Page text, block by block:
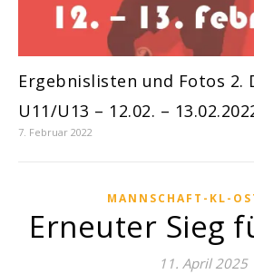
Ergebnislisten und Fotos 2.
U11/U13 – 12.02. –
7. Februar 2022
MANNSCHAFT-KL-
Erneuter Sieg
11. April 2025